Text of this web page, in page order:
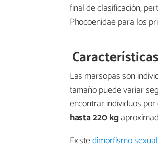
final de clasificación,
Phocoenidae para los
Las marsopas son
tamaño puede variar
encontrar individuos
hasta 220 kg
Existedimorfismo sexual